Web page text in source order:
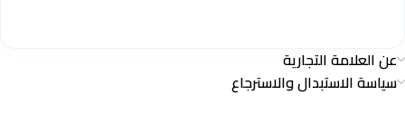
عن العلامة التجارية
سياسة الاستبدال والاسترجاع